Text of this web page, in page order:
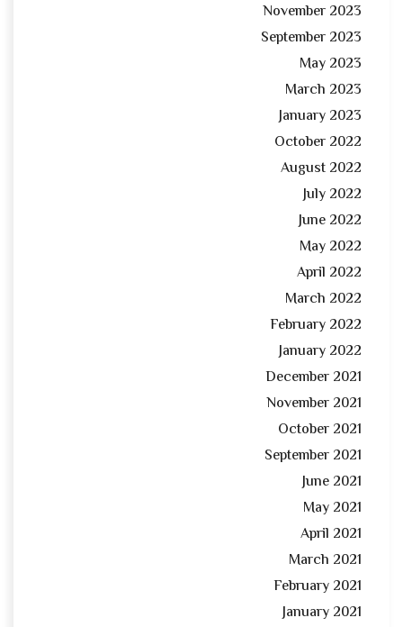
November 2023
September 2023
May 2023
March 2023
January 2023
October 2022
August 2022
July 2022
June 2022
May 2022
April 2022
March 2022
February 2022
January 2022
December 2021
November 2021
October 2021
September 2021
June 2021
May 2021
April 2021
March 2021
February 2021
January 2021